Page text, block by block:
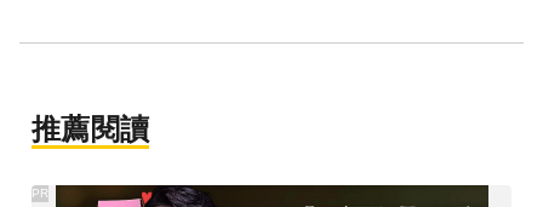
推薦閱讀
PR